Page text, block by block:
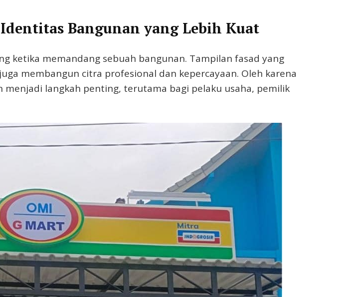
Bangunan yang Lebih Kuat
ketika memandang sebuah bangunan. Tampilan fasad yang
membangun citra profesional dan kepercayaan. Oleh karena
menjadi langkah penting, terutama bagi pelaku usaha, pemilik